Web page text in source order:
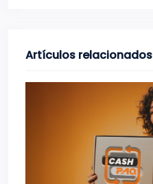
Artículos relacionados